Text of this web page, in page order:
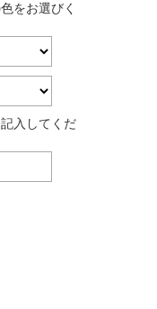
をお選びく
入してくだ